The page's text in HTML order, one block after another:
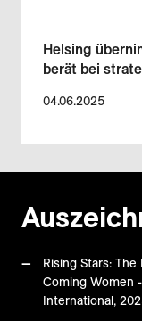
Helsing
berät bei
04.06.2025
Rising Stars:
Coming Women
International,